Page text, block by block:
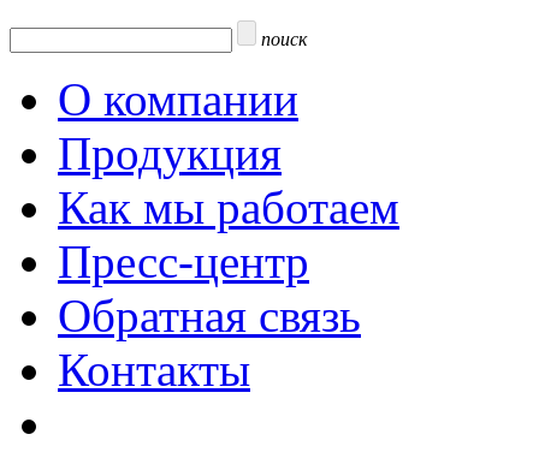
поиск
О компании
Продукция
Как мы работаем
Пресс-центр
Обратная связь
Контакты